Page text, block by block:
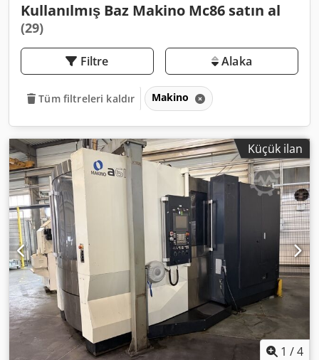
Kullanılmış Baz Makino Mc86 satın al
(29)
Filtre Alaka
Tüm filtreleri kaldır Makino
Küçük ilan
1 /4